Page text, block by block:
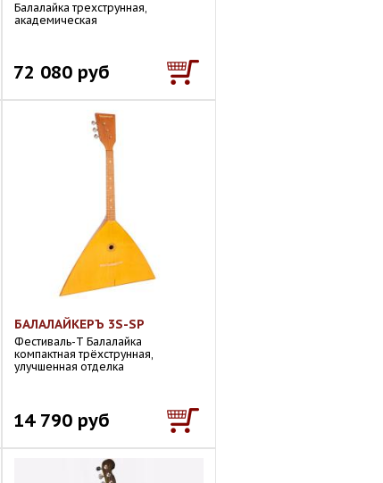
Балалайка трехструнная,
академическая
72 080 руб
БАЛАЛАЙКЕРЪ 3S-SP
Фестиваль-Т Балалайка
компактная трёхструнная,
улучшенная отделка
14 790 руб